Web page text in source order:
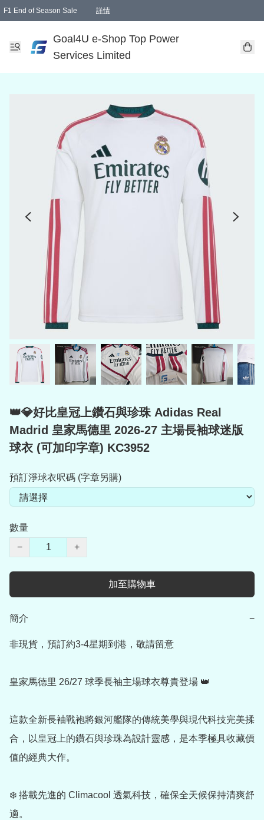
F1 End of Season Sale 詳情
Goal4U e-Shop Top Power
Services Limited
👑💎好比皇冠上鑽石與珍珠 Adidas Real
Madrid 皇家馬德里 2026-27 主場長袖球迷版
球衣 (可加印字章) KC3952
預訂淨球衣呎碼 (字章另購)
數量
−
+
加至購物車
簡介 −
非現貨，預訂約3-4星期到港，敬請留意
皇家馬德里 26/27 球季長袖主場球衣尊貴登場 👑
這款全新長袖戰袍將銀河艦隊的傳統美學與現代科技完美揉
合，以皇冠上的鑽石與珍珠為設計靈感，是本季極具收藏價
值的經典大作。
❄️ 搭載先進的 Climacool 透氣科技，確保全天候保持清爽舒
適。